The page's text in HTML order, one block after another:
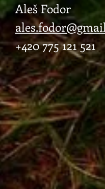
Aleš Fodor
+420 775 121 521